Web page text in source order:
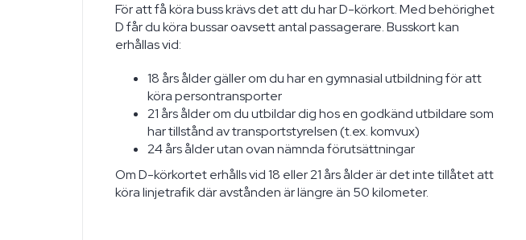
För att få köra buss krävs det att du har D-körkort. Med behörighet
D får du köra bussar oavsett antal passagerare. Busskort kan
erhållas vid:
18 års ålder gäller om du har en gymnasial utbildning för att
köra persontransporter
21 års ålder om du utbildar dig hos en godkänd utbildare som
har tillstånd av transportstyrelsen (t.ex. komvux)
24 års ålder utan ovan nämnda förutsättningar
Om D-körkortet erhålls vid 18 eller 21 års ålder är det inte tillåtet att
köra linjetrafik där avstånden är längre än 50 kilometer.